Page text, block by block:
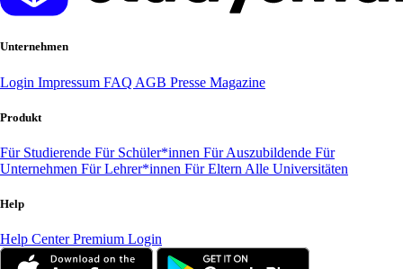
Unternehmen
Login Impressum FAQ AGB Presse Magazine
Produkt
Für Studierende Für Schüler*innen Für Auszubildende Für
Unternehmen Für Lehrer*innen Für Eltern Alle Universitäten
Help
Help CenterPremium Login